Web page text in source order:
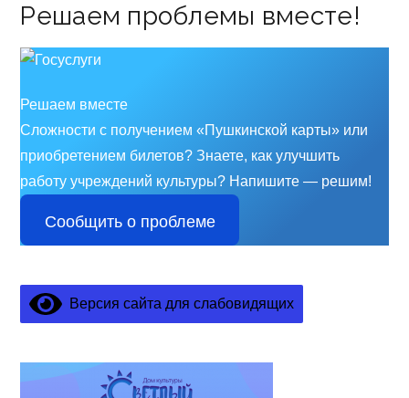
записям
Решаем проблемы вместе!
Решаем вместе
Сложности с получением «Пушкинской карты» или
приобретением билетов? Знаете, как улучшить
работу учреждений культуры? Напишите — решим!
Сообщить о проблеме
Версия сайта для слабовидящих